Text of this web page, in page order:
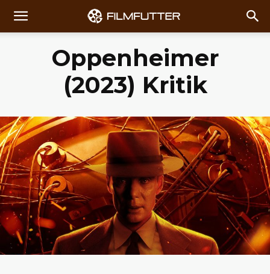
Oppenheimer
(2023) Kritik